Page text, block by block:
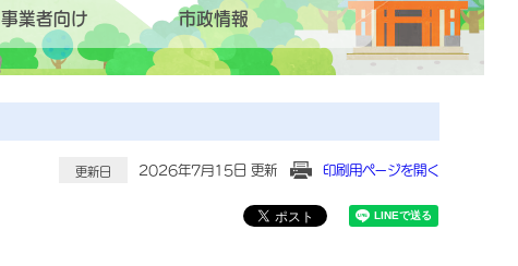
事業者向け 市政情報
更新日 2026年7月15日 更新 印刷用ページを開く